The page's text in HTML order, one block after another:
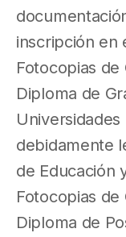
inscripción en
Fotocopias
Diploma de
Universidades
debidamente
de Educación
Fotocopias
Diploma de